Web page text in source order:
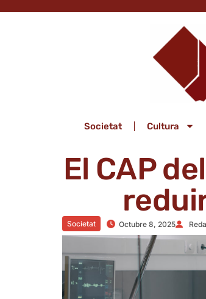
Societat Cultura
El CAP
Societat Octubre 8, 2025